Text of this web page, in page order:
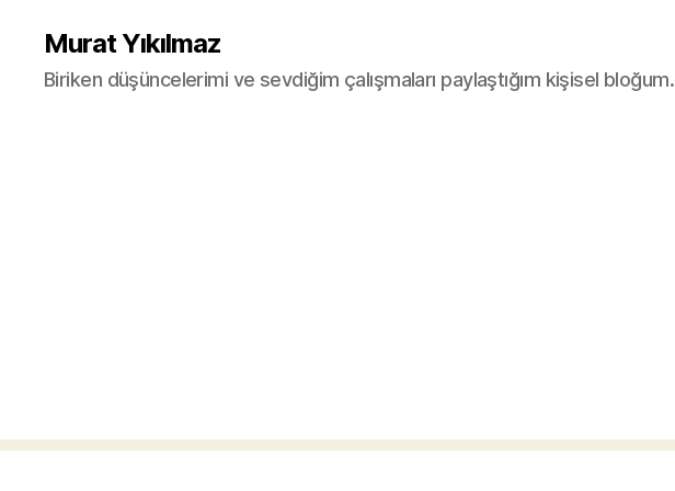
Murat Yıkılmaz
Biriken düşüncelerimi ve sevdiğim çalışmaları paylaştığım kişisel bloğum.